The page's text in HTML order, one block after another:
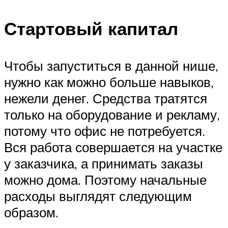
Стартовый капитал
Чтобы запуститься в данной нише,
нужно как можно больше навыков,
нежели денег. Средства тратятся
только на оборудование и рекламу,
потому что офис не потребуется.
Вся работа совершается на участке
у заказчика, а принимать заказы
можно дома. Поэтому начальные
расходы выглядят следующим
образом.